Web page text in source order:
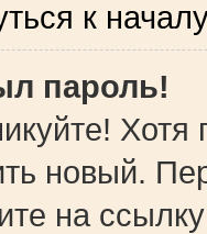
к
пароль!
Хотя
новый.
на ссылку